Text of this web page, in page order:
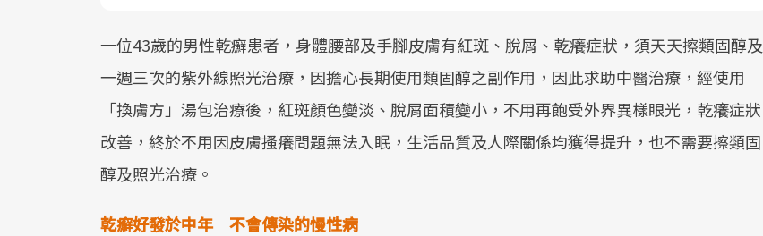
一位43歲的男性乾癬患者，身體腰部及手腳皮膚有紅斑、脫屑、乾癢症狀，須天天擦類固醇及
一週三次的紫外線照光治療，因擔心長期使用類固醇之副作用，因此求助中醫治療，經使用
「換膚方」湯包治療後，紅斑顏色變淡、脫屑面積變小，不用再飽受外界異樣眼光，乾癢症狀
改善，終於不用因皮膚搔癢問題無法入眠，生活品質及人際關係均獲得提升，也不需要擦類固
醇及照光治療。
乾癬好發於中年 不會傳染的慢性病
面對超高齡社會的浪潮，台灣正在快速
邁向「健康照護」的新時代。隨著國家
政策如「健康台灣推動委員會」與「長
2025年，就到良醫生活祭體驗「一站式
健康新生活」，從講座、體驗到運動，
全面啟動你的健康革命！
良醫健康網從「換季的身體變化」出
發，透過醫學觀點與日常感受的對話，
建立對亞健康的認知，進而引導實際的